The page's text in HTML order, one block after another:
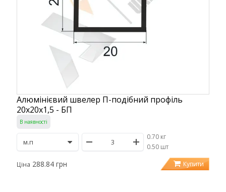
Алюмінієвий швелер П-подібний профіль
20х20х1,5 - БП
В наявності
0.70 кг
/0.50 шт
Ціна 288.84 грн Купити